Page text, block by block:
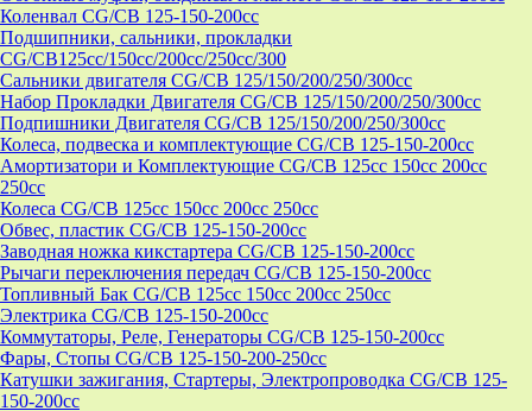
Коленвал CG/CB 125-150-200cc
Подшипники, сальники, прокладки
CG/CB125сс/150cc/200cc/250cc/300
Сальники двигателя CG/CB 125/150/200/250/300cc
Набор Прокладки Двигателя CG/CB 125/150/200/250/300cc
Подпишники Двигателя CG/CB 125/150/200/250/300cc
Колеса, подвеска и комплектующие CG/CB 125-150-200cc
Амортизатори и Комплектующие CG/CB 125cc 150cc 200cc
250cc
Колеса CG/CB 125cc 150cc 200cc 250cc
Обвес, пластик CG/CB 125-150-200cc
Заводная ножка кикстартера CG/CB 125-150-200cc
Рычаги переключения передач CG/CB 125-150-200cc
Топливный Бак CG/CB 125cc 150cc 200cc 250cc
Электрика CG/CB 125-150-200cc
Коммутаторы, Реле, Генераторы CG/CB 125-150-200cc
Фары, Стопы CG/CB 125-150-200-250cc
Катушки зажигания, Стартеры, Электропроводка CG/CB 125-
150-200cc